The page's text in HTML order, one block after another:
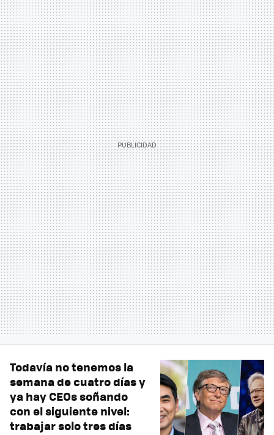
Todavía no tenemos la
semana de cuatro días y
ya hay CEOs soñando
con el siguiente nivel:
trabajar solo tres días